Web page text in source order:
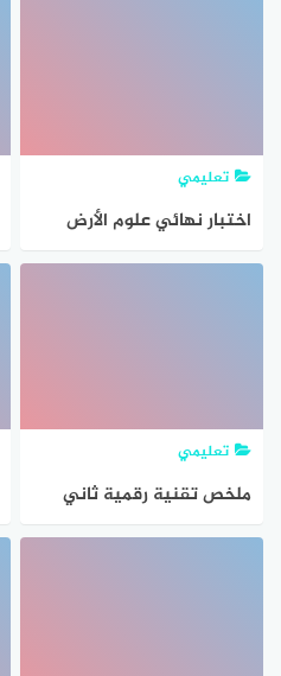
تعليمي
اختبار نهائي علوم الأرض
والفضاء ثالث ثانوي مسارات
تعليمي
ملخص تقنية رقمية ثاني
ثانوي مسارات ف2 الفصل